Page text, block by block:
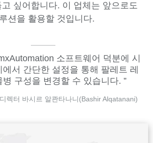
싶어합니다. 이 업체는 앞으로도
션을 활용할 것입니다.
소프트웨어 덕분에 시
서 간단한 설정을 통해 팔레트 레
병 구성을 변경할 수 있습니다.
렉터 바시르 알콴타나니(Bashir Alqatanani)